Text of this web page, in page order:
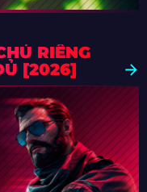
RIÊNG
[2026]